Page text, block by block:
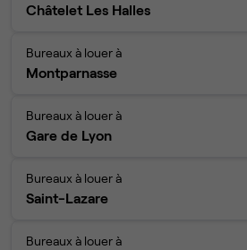
Châtelet Les Halles
Bureaux à louer à
Montparnasse
Bureaux à louer à
Gare de Lyon
Bureaux à louer à
Saint-Lazare
Bureaux à louer à